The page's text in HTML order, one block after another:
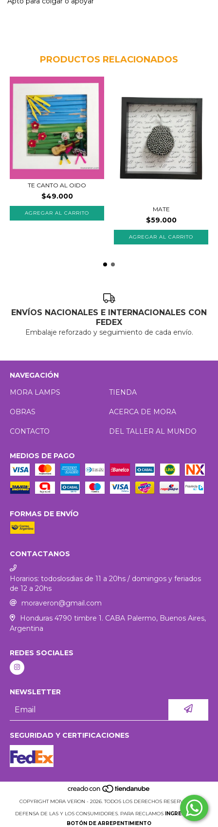
PRODUCTOS RELACIONADOS
TE CANTO AL OIDO
$49.000
MATE
$59.000
ENVÍOS NACIONALES E INTERNACIONALES CON
FEDEX
Embalaje reforzado y seguimiento de cada envío.
NAVEGACIÓN
MORA LAMPS
TIENDA
OBRAS ACERCA DE MORA
CONTACTO DEL TALLER AL MUNDO
MEDIOS DE PAGO
FORMAS DE ENVÍO
CONTACTANOS
Horarios: todoslosdias de 11 a 20hs / domingos y feriados
de 12 a 20hs
moraveron@gmail.com
Honduras 4790 timbre 1. CABA Palermo, Buenos Aires,
Argentina
REDES SOCIALES
NEWSLETTER
SEGURIDAD Y CERTIFICACIONES
COPYRIGHT MORA VERON - 2026. TODOS LOS DERECHOS RESERVADOS.
DEFENSA DE LAS Y LOS CONSUMIDORES. PARA RECLAMOS
INGRESÁ ACÁ.
BOTÓN DE ARREPENTIMIENTO